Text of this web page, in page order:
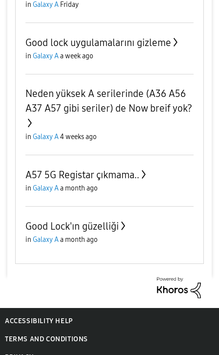
in Galaxy A Friday
Good lock uygulamalarını gizleme
in Galaxy Aa week ago
Neden yüksek A serilerinde (A36 A56
A37 A57 gibi seriler) de Now breif yok?
in Galaxy A4 weeks ago
A57 5G Registar çıkmama..
in Galaxy Aa month ago
Good Lock'ın güzelliği
in Galaxy Aa month ago
ACCESSIBILITY HELP
TERMS AND CONDITIONS